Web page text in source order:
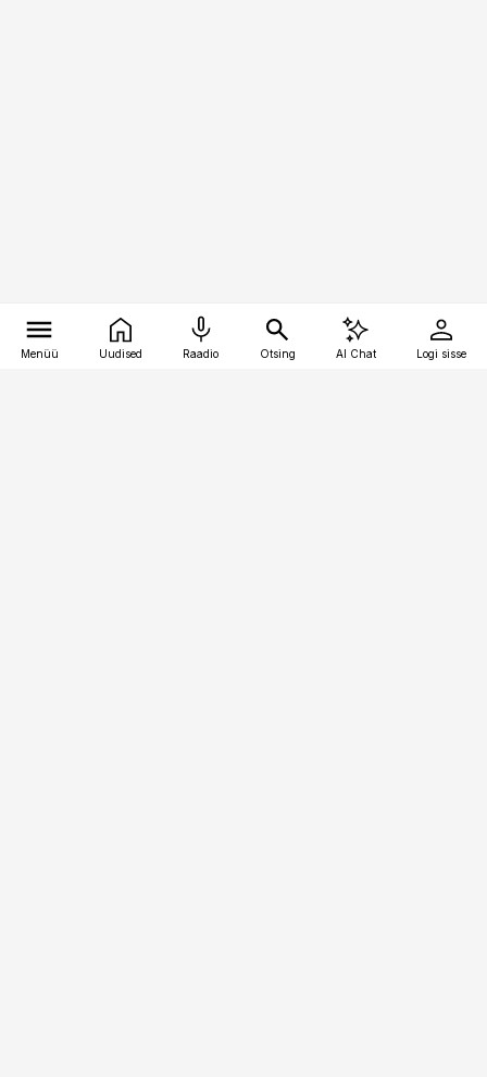
Menüü Uudised Raadio Otsing AI Chat Logi sisse